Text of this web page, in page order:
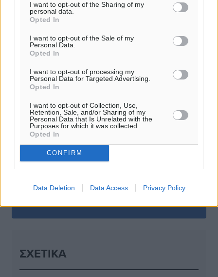
I want to opt-out of the Sharing of my
personal data.
Opted In
I want to opt-out of the Sale of my
Personal Data.
Opted In
I want to opt-out of processing my
Personal Data for Targeted Advertising.
Opted In
I want to opt-out of Collection, Use,
Retention, Sale, and/or Sharing of my
Personal Data that Is Unrelated with the
Purposes for which it was collected.
Opted In
CONFIRM
Data Deletion Data Access Privacy Policy
Δείτε περισσότερα άρθρα μας στα αποτελέσματα αναζήτησης
Ακολουθήστε μας στο Google News ★ ↗
Στο Google News πατήστε ★ Ακολουθήστε
0
ΣΧΕΤΙΚΆ